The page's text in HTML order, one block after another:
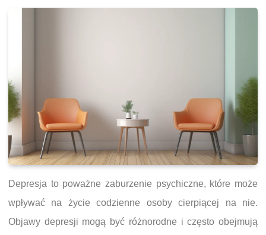
Depresja to poważne zaburzenie psychiczne, które może
wpływać na życie codzienne osoby cierpiącej na nie.
Objawy depresji mogą być różnorodne i często obejmują